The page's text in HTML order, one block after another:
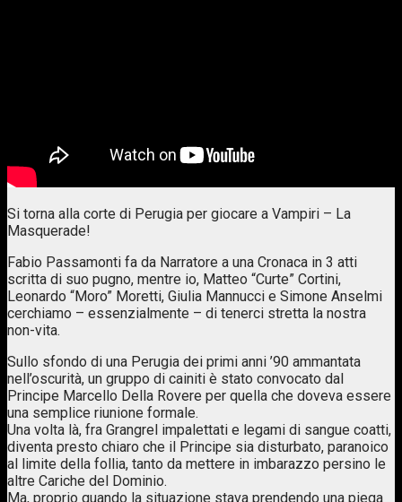
Si torna alla corte di Perugia per giocare a Vampiri – La
Masquerade!
Fabio Passamonti fa da Narratore a una Cronaca in 3 atti
scritta di suo pugno, mentre io, Matteo “Curte” Cortini,
Leonardo “Moro” Moretti, Giulia Mannucci e Simone Anselmi
cerchiamo – essenzialmente – di tenerci stretta la nostra
non-vita.
Sullo sfondo di una Perugia dei primi anni ’90 ammantata
nell’oscurità, un gruppo di cainiti è stato convocato dal
Principe Marcello Della Rovere per quella che doveva essere
una semplice riunione formale.
Una volta là, fra Grangrel impalettati e legami di sangue coatti,
diventa presto chiaro che il Principe sia disturbato, paranoico
al limite della follia, tanto da mettere in imbarazzo persino le
altre Cariche del Dominio.
Ma, proprio quando la situazione stava prendendo una piega